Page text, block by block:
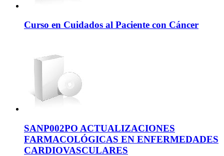
Curso en Cuidados al Paciente con Cáncer
SANP002PO ACTUALIZACIONES
FARMACOLÓGICAS EN ENFERMEDADES
CARDIOVASCULARES